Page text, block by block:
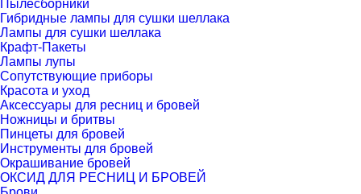
Пылесборники
Гибридные лампы для сушки шеллака
Лампы для сушки шеллака
Крафт-Пакеты
Лампы лупы
Сопутствующие приборы
Красота и уход
Аксессуары для ресниц и бровей
Ножницы и бритвы
Пинцеты для бровей
Инструменты для бровей
Окрашивание бровей
ОКСИД ДЛЯ РЕСНИЦ И БРОВЕЙ